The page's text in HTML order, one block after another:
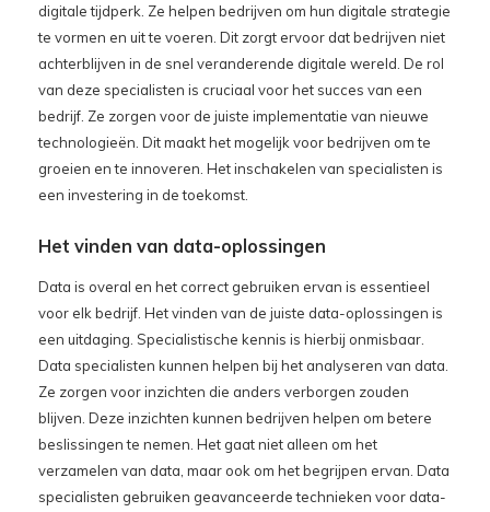
digitale tijdperk. Ze helpen bedrijven om hun digitale strategie
te vormen en uit te voeren. Dit zorgt ervoor dat bedrijven niet
achterblijven in de snel veranderende digitale wereld. De rol
van deze specialisten is cruciaal voor het succes van een
bedrijf. Ze zorgen voor de juiste implementatie van nieuwe
technologieën. Dit maakt het mogelijk voor bedrijven om te
groeien en te innoveren. Het inschakelen van specialisten is
een investering in de toekomst.
Het vinden van data-oplossingen
Data is overal en het correct gebruiken ervan is essentieel
voor elk bedrijf. Het vinden van de juiste data-oplossingen is
een uitdaging. Specialistische kennis is hierbij onmisbaar.
Data specialisten kunnen helpen bij het analyseren van data.
Ze zorgen voor inzichten die anders verborgen zouden
blijven. Deze inzichten kunnen bedrijven helpen om betere
beslissingen te nemen. Het gaat niet alleen om het
verzamelen van data, maar ook om het begrijpen ervan. Data
specialisten gebruiken geavanceerde technieken voor data-